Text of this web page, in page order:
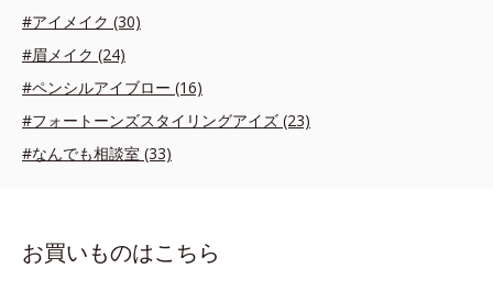
#アイメイク (30)
#眉メイク (24)
#ペンシルアイブロー (16)
#フォートーンズスタイリングアイズ (23)
#なんでも相談室 (33)
お買いものはこちら